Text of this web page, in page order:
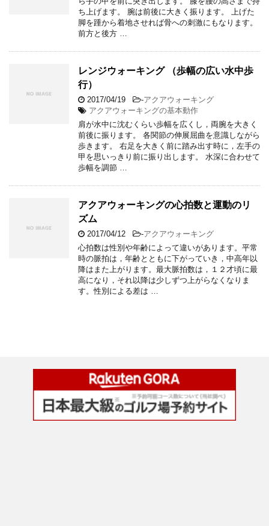
ち上げます。 腕は前後に大きく振ります。 上げた
脚を踵から着地させれば骨への刺激にもなります。
前方と後方 …
レンジウォーキング （歩幅の広い水中歩
行）
2017/04/19 -アクアウォーキング
アクアウォーキングの基本動作
肩が水中に沈むくらい歩幅を広くし，両腕を大きく
前後に振ります。 各関節の伸展屈曲を意識しながら
歩きます。 右足を大きく前に踏み出す時に，左手の
甲を思いっきり前に振り出します。 水深に合わせて
歩幅を調節 …
アクアウォーキングの心拍数と運動のリ
ズム
2017/04/12 -アクアウォーキング
心拍数は性別や年齢によって違いがあります。平常
時の脈拍は，年齢とともに下がっていき，中高年以
降はまた上がります。最大脈拍数は，１２才頃に最
高になり，それ以降は少しずつ上がらなくなりま
す。性別による差は …